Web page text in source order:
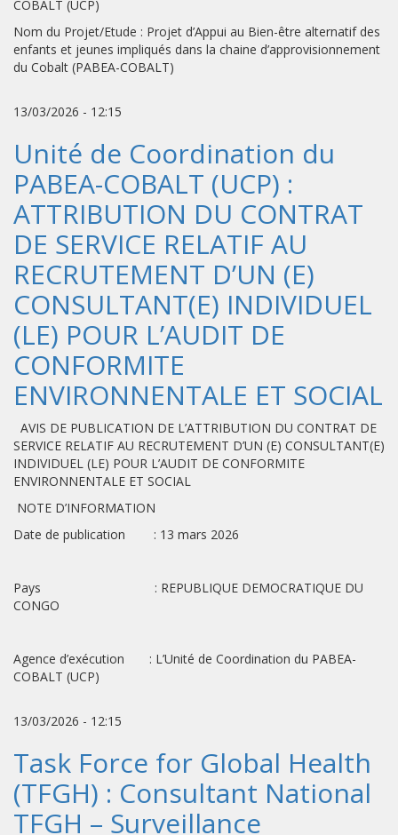
COBALT (UCP)
Nom du Projet/Etude : Projet d’Appui au Bien-être alternatif des
enfants et jeunes impliqués dans la chaine d’approvisionnement
du Cobalt (PABEA-COBALT)
13/03/2026 - 12:15
Unité de Coordination du
PABEA-COBALT (UCP) :
ATTRIBUTION DU CONTRAT
DE SERVICE RELATIF AU
RECRUTEMENT D’UN (E)
CONSULTANT(E) INDIVIDUEL
(LE) POUR L’AUDIT DE
CONFORMITE
ENVIRONNENTALE ET SOCIAL
AVIS DE PUBLICATION DE L’ATTRIBUTION DU CONTRAT DE
SERVICE RELATIF AU RECRUTEMENT D’UN (E) CONSULTANT(E)
INDIVIDUEL (LE) POUR L’AUDIT DE CONFORMITE
ENVIRONNENTALE ET SOCIAL
NOTE D’INFORMATION
Date de publication : 13 mars 2026
Pays : REPUBLIQUE DEMOCRATIQUE DU
CONGO
Agence d’exécution : L’Unité de Coordination du PABEA-
COBALT (UCP)
13/03/2026 - 12:15
Task Force for Global Health
(TFGH) : Consultant National
TFGH – Surveillance